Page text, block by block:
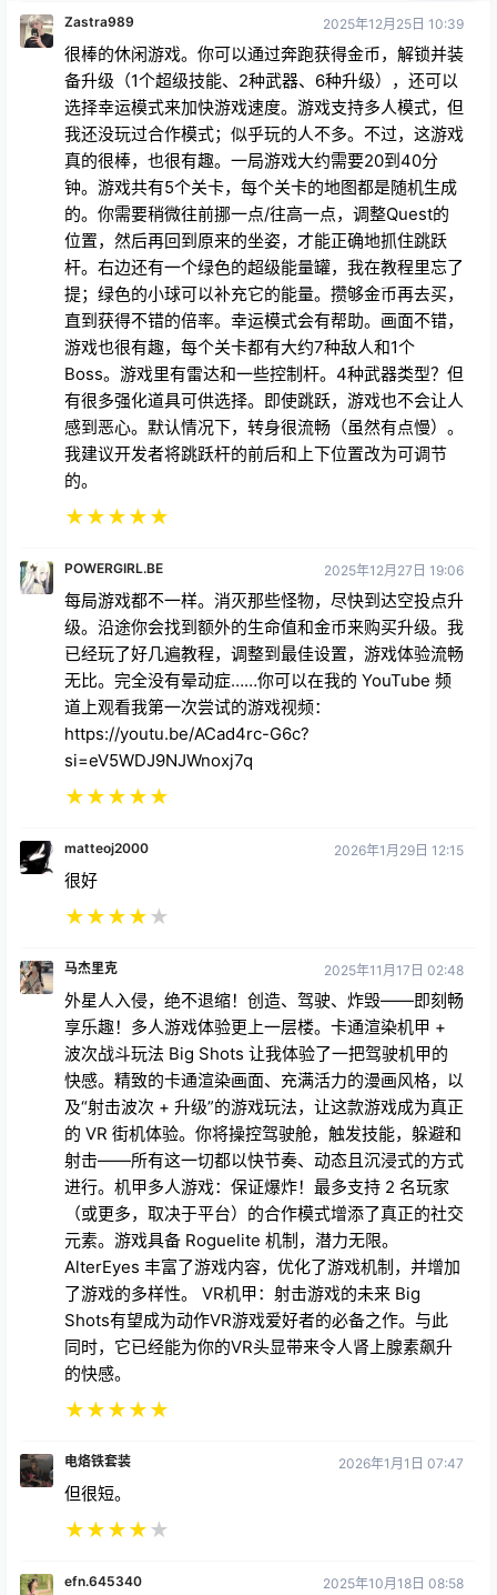
Zastra989 2025年12月25日 10:39
很棒的休闲游戏。你可以通过奔跑获得金币，解锁并装
备升级（1个超级技能、2种武器、6种升级），还可以
选择幸运模式来加快游戏速度。游戏支持多人模式，但
我还没玩过合作模式；似乎玩的人不多。不过，这游戏
真的很棒，也很有趣。一局游戏大约需要20到40分
钟。游戏共有5个关卡，每个关卡的地图都是随机生成
的。你需要稍微往前挪一点/往高一点，调整Quest的
位置，然后再回到原来的坐姿，才能正确地抓住跳跃
杆。右边还有一个绿色的超级能量罐，我在教程里忘了
提；绿色的小球可以补充它的能量。攒够金币再去买，
直到获得不错的倍率。幸运模式会有帮助。画面不错，
游戏也很有趣，每个关卡都有大约7种敌人和1个
Boss。游戏里有雷达和一些控制杆。4种武器类型？但
有很多强化道具可供选择。即使跳跃，游戏也不会让人
感到恶心。默认情况下，转身很流畅（虽然有点慢）。
我建议开发者将跳跃杆的前后和上下位置改为可调节
的。
★★★★★
POWERGIRL.BE 2025年12月27日 19:06
每局游戏都不一样。消灭那些怪物，尽快到达空投点升
级。沿途你会找到额外的生命值和金币来购买升级。我
已经玩了好几遍教程，调整到最佳设置，游戏体验流畅
无比。完全没有晕动症……你可以在我的 YouTube 频
道上观看我第一次尝试的游戏视频：
https://youtu.be/ACad4rc-G6c?
si=eV5WDJ9NJWnoxj7q
★★★★★
matteoj2000 2026年1月29日 12:15
很好
★★★★★
马杰里克 2025年11月17日 02:48
外星人入侵，绝不退缩！创造、驾驶、炸毁——即刻畅
享乐趣！多人游戏体验更上一层楼。卡通渲染机甲 +
波次战斗玩法 Big Shots 让我体验了一把驾驶机甲的
快感。精致的卡通渲染画面、充满活力的漫画风格，以
及“射击波次 + 升级”的游戏玩法，让这款游戏成为真正
的 VR 街机体验。你将操控驾驶舱，触发技能，躲避和
射击——所有这一切都以快节奏、动态且沉浸式的方式
进行。机甲多人游戏：保证爆炸！最多支持 2 名玩家
（或更多，取决于平台）的合作模式增添了真正的社交
元素。游戏具备 Roguelite 机制，潜力无限。
AlterEyes 丰富了游戏内容，优化了游戏机制，并增加
了游戏的多样性。 VR机甲：射击游戏的未来 Big
Shots有望成为动作VR游戏爱好者的必备之作。与此
同时，它已经能为你的VR头显带来令人肾上腺素飙升
的快感。
★★★★★
电烙铁套装 2026年1月1日 07:47
但很短。
★★★★★
efn.645340 2025年10月18日 08:58